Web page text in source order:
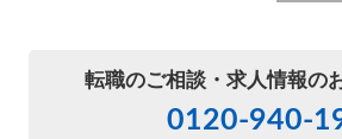
転職のご相談・ 求人情報の
0120-940-